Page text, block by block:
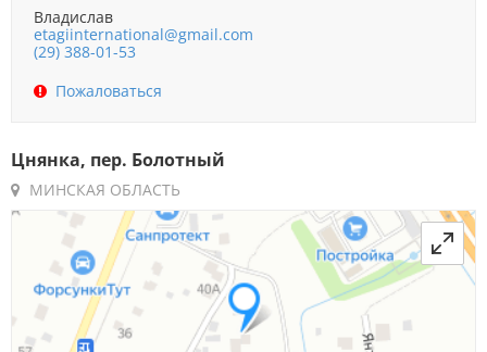
Владислав
etagiinternational@gmail.com
(29) 388-01-53
Пожаловаться
Цнянка, пер. Болотный
МИНСКАЯ ОБЛАСТЬ